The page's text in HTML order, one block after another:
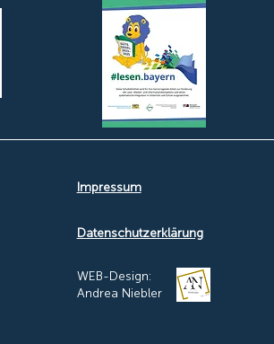
Impressum
Datenschutzerklärung
WEB-Design:
Andrea Niebler